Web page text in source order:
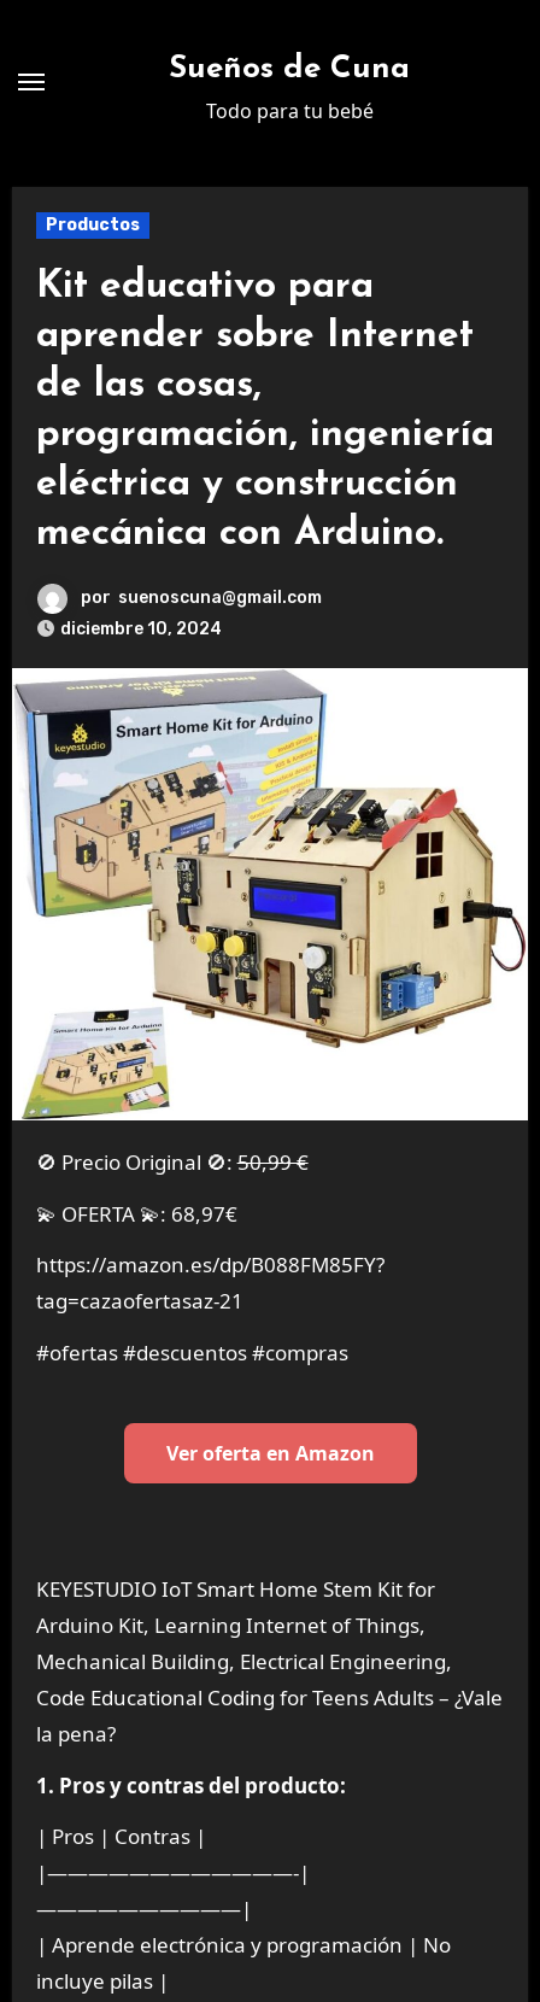
contenido
Sueños de Cuna
Todo para tu bebé
Productos
Kit educativo para
aprender sobre Internet
de las cosas,
programación, ingeniería
eléctrica y construcción
mecánica con Arduino.
por suenoscuna@gmail.com
diciembre 10, 2024
🚫 Precio Original 🚫:50,99 €
💫 OFERTA 💫: 68,97€
https://amazon.es/dp/B088FM85FY?
tag=cazaofertasaz-21
#ofertas #descuentos #compras
Ver oferta en Amazon
KEYESTUDIO IoT Smart Home Stem Kit for
Arduino Kit, Learning Internet of Things,
Mechanical Building, Electrical Engineering,
Code Educational Coding for Teens Adults – ¿Vale
la pena?
1. Pros y contras del producto:
| Pros | Contras |
|————————————-|
——————————|
| Aprende electrónica y programación | No
incluye pilas |